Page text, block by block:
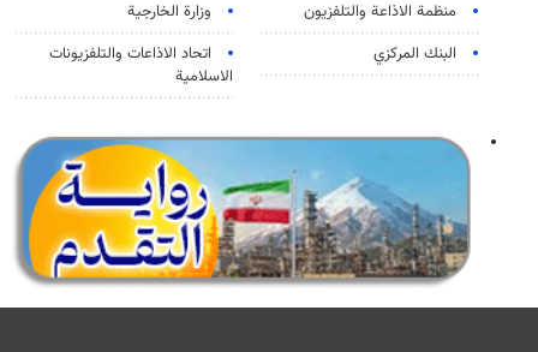
منظمة الاذاعة والتلفزیون
وزارة الخارجية
البنك المركزي
اتحاد الاذاعات والتلفزيونات
الاسلامية